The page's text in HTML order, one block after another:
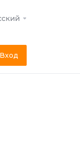
Вход